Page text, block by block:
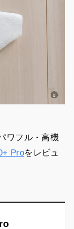
ワフル・高機
Proをレビュ